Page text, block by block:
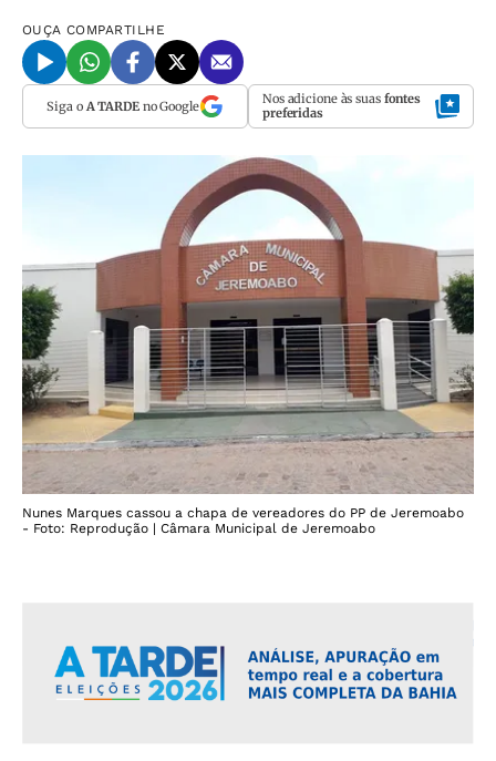
OUÇA COMPARTILHE
Siga o A TARDEno Google Nos adicione às suas fontes
preferidas
Nunes Marques cassou a chapa de vereadores do PP de Jeremoabo
- Foto: Reprodução | Câmara Municipal de Jeremoabo